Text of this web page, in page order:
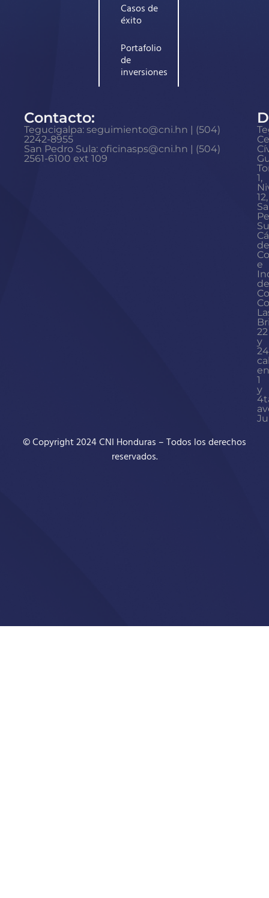
Casos de
éxito
Portafolio
de
inversiones
Contacto:
Tegucigalpa: seguimiento@cni.hn | (504)
2242-8955
San Pedro Sula: oficinasps@cni.hn | (504)
2561-6100 ext 109
1,
12,
de
e
de
22
y
24
1
y
© Copyright 2024 CNI Honduras – Todos los derechos
reservados.